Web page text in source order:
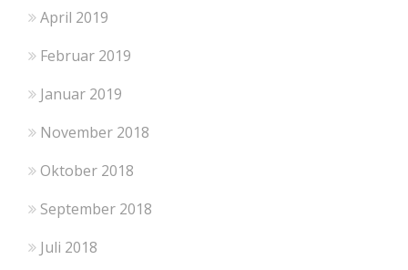
April 2019
Februar 2019
Januar 2019
November 2018
Oktober 2018
September 2018
Juli 2018